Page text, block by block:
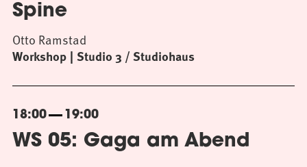
Spine
Workshop Studio 3 / Studiohaus
Otto Ramstad
18:00 19:00
WS 05: Gaga am Abend